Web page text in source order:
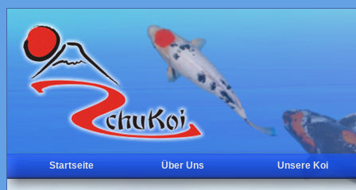
Startseite Über Uns Unsere Koi